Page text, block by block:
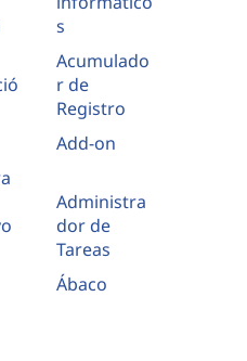
s
Acumulado
r de
Registro
Add-on
Administra
dor de
Tareas
Ábaco